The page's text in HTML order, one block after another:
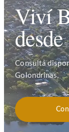
Viví
Consultá
Golondrinas.